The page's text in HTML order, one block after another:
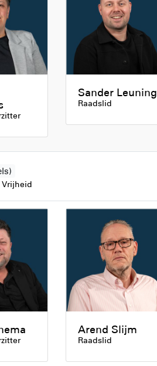
Sander Leuning
Raadslid
Arend Slijm
Raadslid